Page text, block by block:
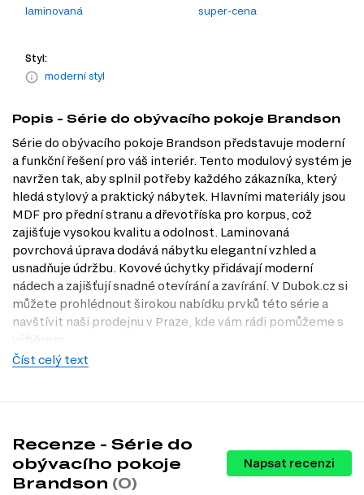
laminovaná
super-cena
Styl:
moderní styl
Popis - Série do obývacího pokoje Brandson
Série do obývacího pokoje Brandson představuje moderní
a funkční řešení pro váš interiér. Tento modulový systém je
navržen tak, aby splnil potřeby každého zákazníka, který
hledá stylový a praktický nábytek. Hlavními materiály jsou
MDF pro přední stranu a dřevotříska pro korpus, což
zajišťuje vysokou kvalitu a odolnost. Laminovaná
povrchová úprava dodává nábytku elegantní vzhled a
usnadňuje údržbu. Kovové úchytky přidávají moderní
nádech a zajišťují snadné otevírání a zavírání. V Dubok.cz si
můžete prohlédnout širokou nabídku prvků této série a
navštívit naši prodejnu v Praze, kde vám rádi pomůžeme s
výběrem.
Charakteristiky, vlastnosti a výhody
Materiál korpusu.Dřevotříska je lehká a stabilní, což usnadňuje
manipulaci s nábytkem a jeho umístění v interiéru.
Povrchová úprava.
Laminovaná úprava chrání nábytek před
poškrábáním a vlhkostí, což usnadňuje údržbu a zajišťuje dlouhou
Číst celý text
Recenze - Série do
obývacího pokoje
Brandson (0)
Napsat recenzi